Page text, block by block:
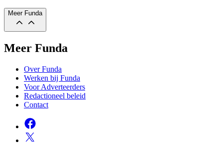
Meer Funda
Meer Funda
Over Funda
Werken bij Funda
Voor Adverteerders
Redactioneel beleid
Contact